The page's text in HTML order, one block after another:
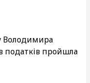
Володимира
податків пройшла